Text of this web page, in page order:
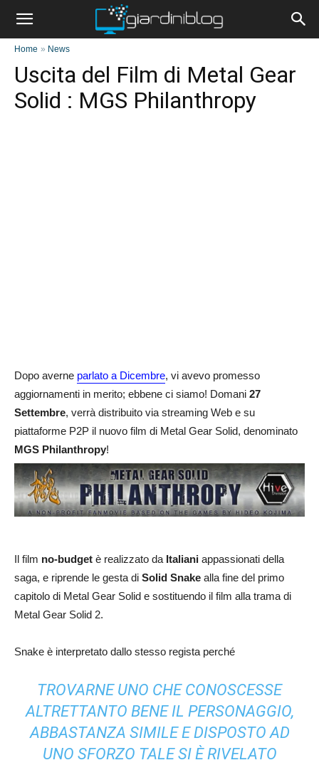
Home » News
Uscita del Film di Metal Gear
Solid : MGS Philanthropy
Dopo averne parlato a Dicembre, vi avevo promesso
aggiornamenti in merito; ebbene ci siamo! Domani 27
Settembre, verrà distribuito via streaming Web e su
piattaforme P2P il nuovo film di Metal Gear Solid, denominato
MGS Philanthropy!
Il film no-budget è realizzato da Italiani appassionati della
saga, e riprende le gesta di Solid Snake alla fine del primo
capitolo di Metal Gear Solid e sostituendo il film alla trama di
Metal Gear Solid 2.
Snake è interpretato dallo stesso regista perché
TROVARNE UNO CHE CONOSCESSE
ALTRETTANTO BENE IL PERSONAGGIO,
ABBASTANZA SIMILE E DISPOSTO AD
UNO SFORZO TALE SI È RIVELATO